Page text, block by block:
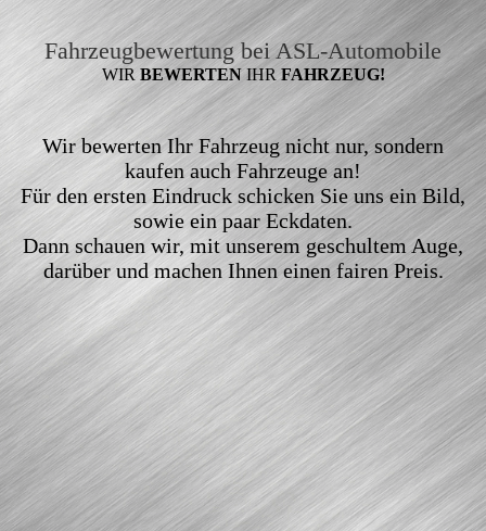
Fahrzeugbewertung bei ASL-Automobile
WIR BEWERTEN IHR FAHRZEUG!
Wir bewerten Ihr Fahrzeug nicht nur, sondern
kaufen auch Fahrzeuge an!
Für den ersten Eindruck schicken Sie uns ein Bild,
sowie ein paar Eckdaten.
Dann schauen wir, mit unserem geschultem Auge,
darüber und machen Ihnen einen fairen Preis.